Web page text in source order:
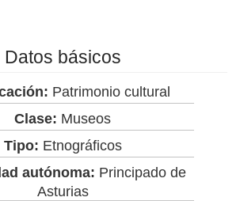
Datos básicos
Patrimonio cultural
Clase: Museos
Tipo: Etnográficos
autónoma: Principado de
Asturias